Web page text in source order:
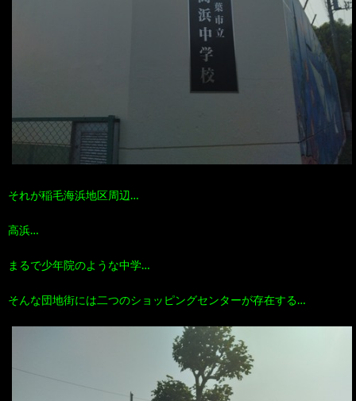
それが稲毛海浜地区周辺…
高浜…
まるで少年院のような中学…
そんな団地街には二つのショッピングセンターが存在する…